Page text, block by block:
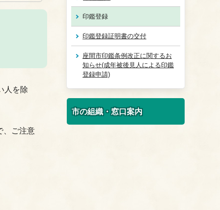
人を除
、ご注意
印鑑登録
印鑑登録証明書の交付
座間市印鑑条例改正に関するお
知らせ(成年被後見人による印鑑
登録申請)
市の組織・窓口案内